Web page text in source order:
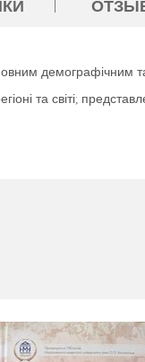
демографічним
та світі;